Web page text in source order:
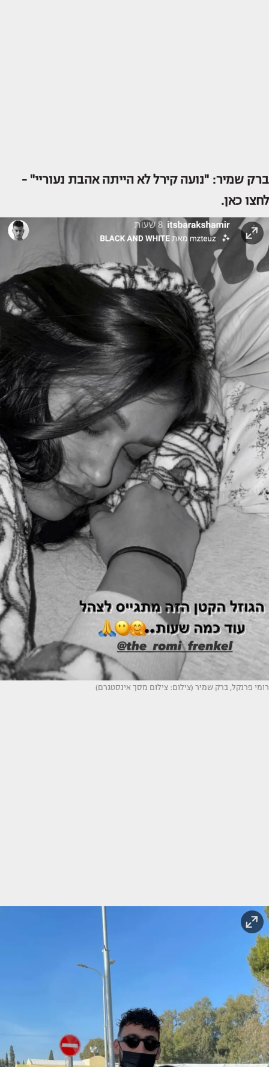
ברק שמיר: "נועה קירל לא הייתה אהבת נעוריי" -
לחצו כאן.
רומי פרנקל, ברק שמיר (צילום: צילום מסך אינסטגרם)